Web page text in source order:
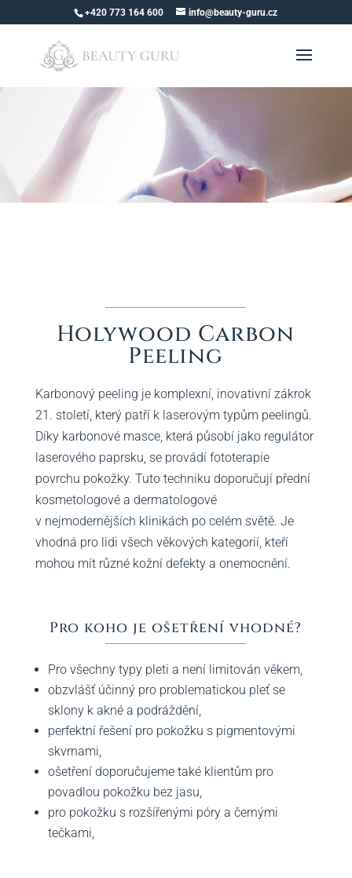
+420 773 164 600 info@beauty-guru.cz
Holywood Carbon
Peeling
Karbonový peeling je komplexní, inovativní zákrok
21. století, který patří k laserovým typům peelingů.
Díky karbonové masce, která působí jako regulátor
laserového paprsku, se provádí fototerapie
povrchu pokožky. Tuto techniku ​​doporučují přední
kosmetologové a dermatologové
v nejmodernějších klinikách po celém světě. Je
vhodná pro lidi všech věkových kategorií, kteří
mohou mít různé kožní defekty a onemocnění.
Pro koho je ošetření vhodné?
Pro všechny typy pleti a není limitován věkem,
obzvlášť účinný pro problematickou pleť se
sklony k akné a podráždění,
perfektní řešení pro pokožku s pigmentovými
skvrnami,
ošetření doporučujeme také klientům pro
povadlou pokožku bez jasu,
pro pokožku s rozšířenými póry a černými
tečkami,